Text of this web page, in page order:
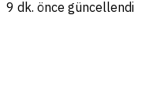
9 dk. önce güncellendi